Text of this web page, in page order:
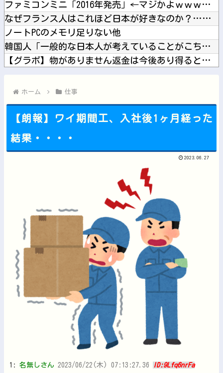
ファミコンミニ「2016年発売」←マジかよｗｗｗｗｗ他
なぜフランス人はこれほど日本が好きなのか？…中国ネット「中国...
ノートPCのメモリ足りない他
韓国人「一般的な日本人が考えていることがこちら…」→「えっ？...
【グラボ】物がありません返金は今後あり得ると思ってるのでサブ...
【にじさんじ】石神トシカイやるやん他
ホーム 仕事
【朗報】ワイ期間工、入社後1ヶ月経った
結果・・・・
2023.06.27
1: 名無しさん 2023/06/22(木) 07:13:27.36 ID:9Lfq6nrFa